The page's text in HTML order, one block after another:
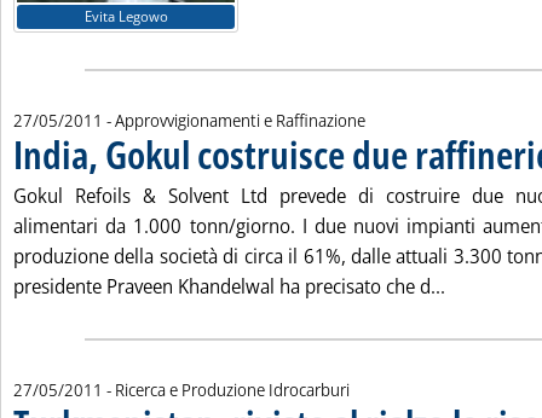
Evita Legowo
27/05/2011 - Approvvigionamenti e Raffinazione
India, Gokul costruisce due
. Pubblicata venerdì 27 maggio 2011 alle 17.5.
Gokul Refoils & Solvent Ltd prevede di costruire due
alimentari da 1.000 tonn/giorno. I due nuovi impianti
produzione della società di circa il 61%, dalle attuali 3.300
presidente Praveen Khandelwal ha precisato che d...
27/05/2011 - Ricerca e Produzione Idrocarburi